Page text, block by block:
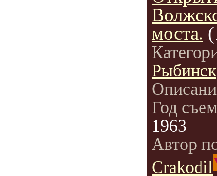
моста.
Рыбинск
Год
1963
Автор
Crakodil